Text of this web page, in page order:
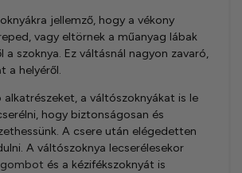
jellemző, hogy a vékony
vagy eltörnek a műanyag lábak
a szoknya. Ez váltásnál nagyon zavaró,
a helyéről.
a váltószoknyákat is le
hogy biztonságosan és
A csere után elégedetten
A váltószoknya lecserélesekor
és a kézifékszoknyát is